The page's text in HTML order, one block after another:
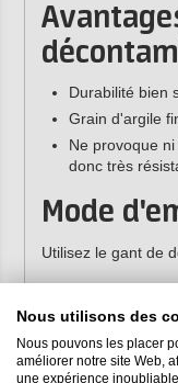
Durabilité bien
Grain d'argile
Ne provoque
donc très
Mode
Utilisez le gant de
auto de haute
G3 Pro, et
saletés
Nous utilisons des
Nous pouvons les placer
améliorer notre site Web,
une expérience